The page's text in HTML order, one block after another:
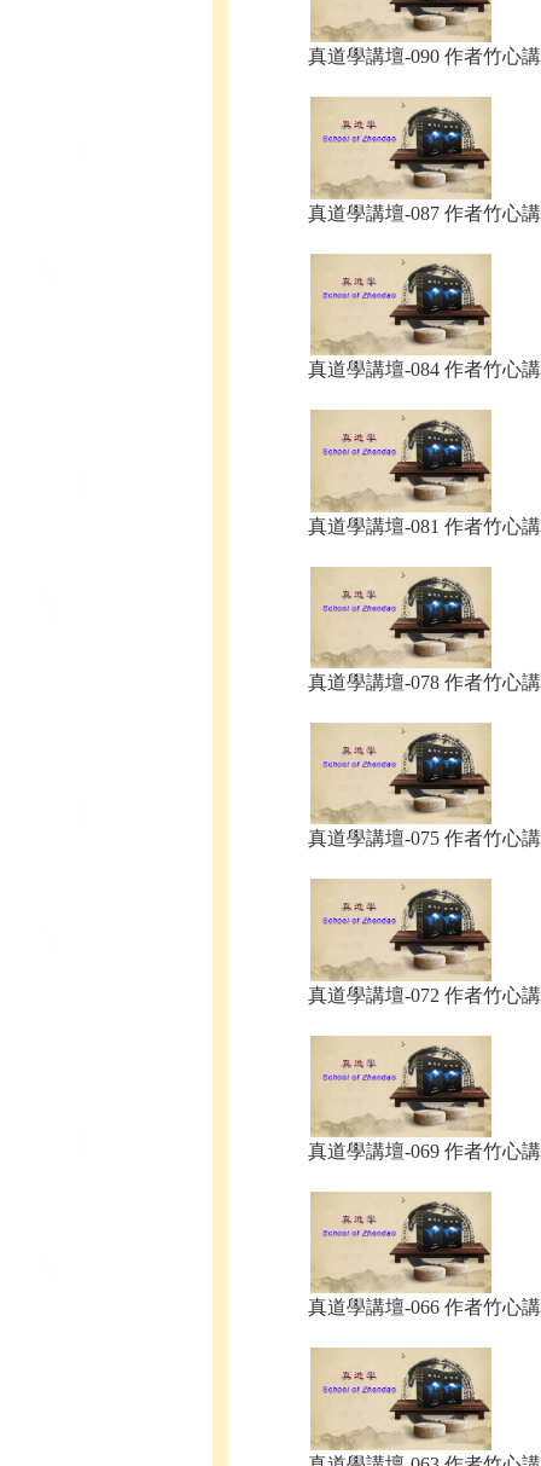
真道學講壇-090 作者竹心
真道學講壇-087 作者竹心
真道學講壇-084 作者竹心
真道學講壇-081 作者竹心
真道學講壇-078 作者竹心
真道學講壇-075 作者竹心
真道學講壇-072 作者竹心
真道學講壇-069 作者竹心
真道學講壇-066 作者竹心